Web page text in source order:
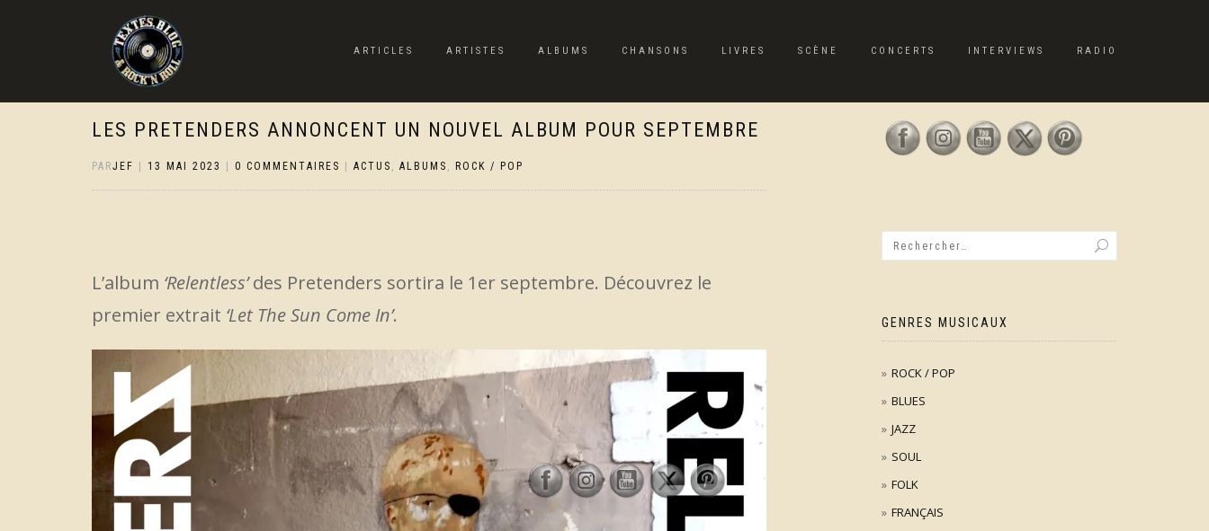
ARTICLES ARTISTES ALBUMS CHANSONS LIVRES SCÈNE CONCERTS INTERVIEWS RADIO
LES PRETENDERS ANNONCENT UN NOUVEL ALBUM POUR SEPTEMBRE
PARJEF 13 MAI 2023 0 COMMENTAIRES ACTUS , ALBUMS , ROCK / POP
L’album ‘Relentless’des Pretenders sortira le 1er septembre. Découvrez le
premier extrait ‘Let The Sun Come In’. GENRES MUSICAUX
ROCK / POP
BLUES
JAZZ
SOUL
FOLK
FRANÇAIS